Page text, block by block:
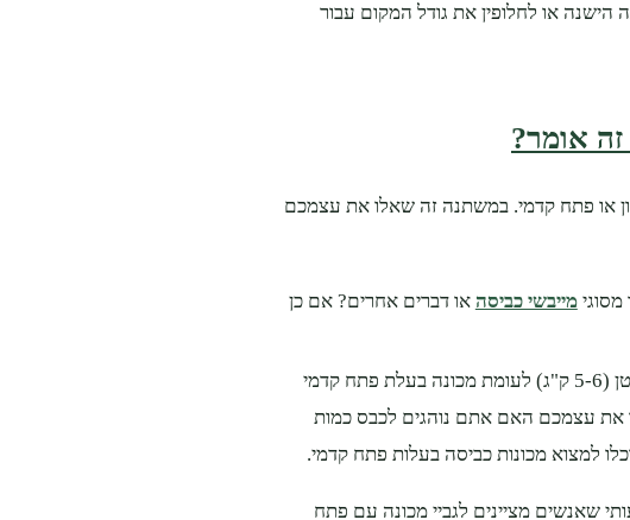
הישנה או לחלופין את גודל המקום עבור
אומר?
או פתח קדמי. במשתנה זה שאלו את עצמכם
מייבשי כביסה או דברים אחרים? אם כן
מכונה בעלת פתח עליון תהיה בעלת נפח קטן (5-6 ק"ג) לעומת מכונה בעלת פתח קדמי
- ולכן שאלו את עצמכם האם אתם נוהגים לכבס כמות
למצוא מכונות כביסה בעלות פתח קדמי.
שאנשים מציינים לגביי מכונה עם פתח